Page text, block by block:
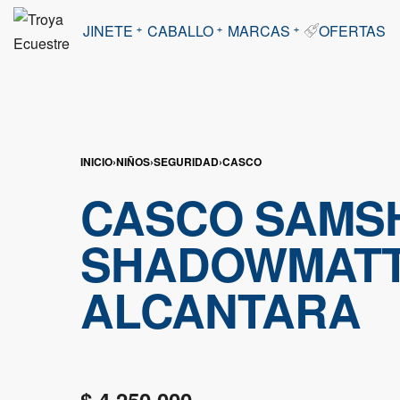
JINETE CABALLO MARCAS OFERTAS
INICIO›NIÑOS›SEGURIDAD›CASCO
CASCO
ALCANTARA